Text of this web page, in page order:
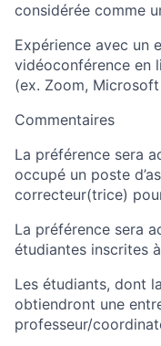
considérée comme
Expérience avec un
vidéoconférence en
(ex. Zoom, Microsoft
Commentaires
La préférence sera
occupé un poste
correcteur(trice)
La préférence sera
étudiantes inscrites
Les étudiants, dont
obtiendront une
professeur/